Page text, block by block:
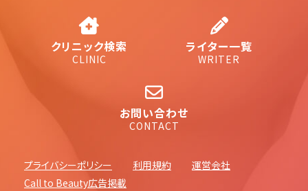
クリニック検索
CLINIC
ライター一覧
WRITER
お問い合わせ
CONTACT
プライバシーポリシー 利用規約
運営会社
Call to Beauty広告掲載